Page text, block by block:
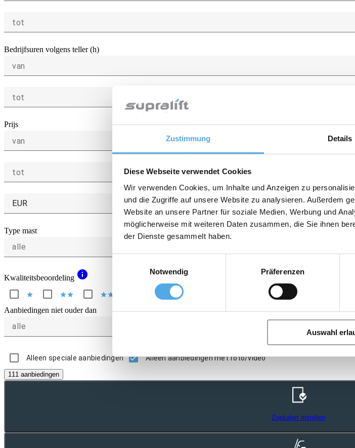
Zustimmung Details
Diese Webseite verwendet Cookies
Wir verwenden Cookies, um Inhalte und Anzeigen zu
und die Zugriffe auf unsere Website zu analysieren. Außerdem
Website an unsere Partner für soziale Medien, Werbung und
möglicherweise mit weiteren Daten zusammen, die Sie ihnen
der Dienste gesammelt haben.
Einwilligungsauswahl
Notwendig
Präferenzen
Auswahl
tot
Bedrijfsuren volgens teller (h)
van
tot
Prijs
van
tot
EUR
Type mast
alle
Kwaliteitsbeoordeling info
star starstar starstar star star
Aanbiedingen niet ouder dan
alle
Alleen speciale aanbiedingen Alleen aanbiedingen met foto/video
111 aanbiedingen
Zoekalert instellen